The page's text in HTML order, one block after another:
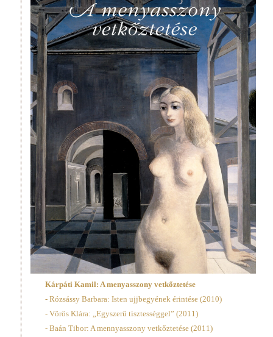
Kárpáti Kamil: A menyasszony vetkőztetése
- Rózsássy Barbara: Isten ujjbegyének érintése (2010)
- Vörös Klára: „Egyszerű tisztességgel” (2011)
- Baán Tibor: A mennyasszony vetkőztetése (2011)